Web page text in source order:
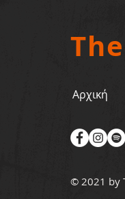
Αρχική
© 2021 by